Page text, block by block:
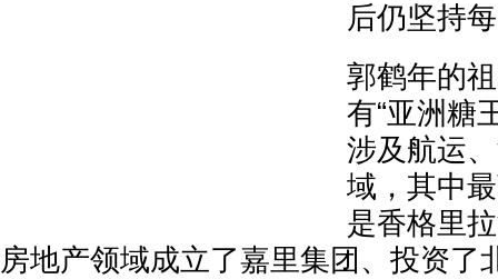
后仍坚持
郭鹤年的
有“亚洲糖
涉及航运
域，其中
是香格里
房地产领域成立了嘉里集团、投资了